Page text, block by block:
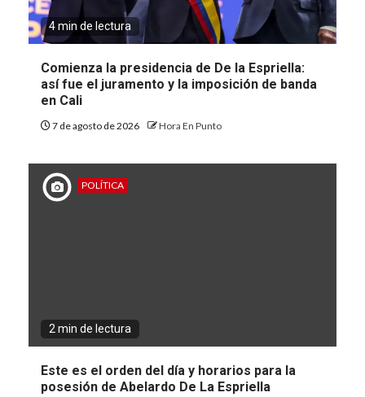
4 min de lectura
Comienza la presidencia de De la Espriella:
así fue el juramento y la imposición de banda
en Cali
7 de agosto de 2026 Hora En Punto
POLÍTICA
2 min de lectura
Este es el orden del día y horarios para la
posesión de Abelardo De La Espriella